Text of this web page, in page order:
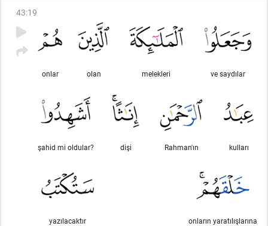
43:19
ve saydılar
melekleri
olan
onlar
kulları
Rahman'ın
dişi
şahid mi oldular?
onların yaratılışlarına
yazılacaktır